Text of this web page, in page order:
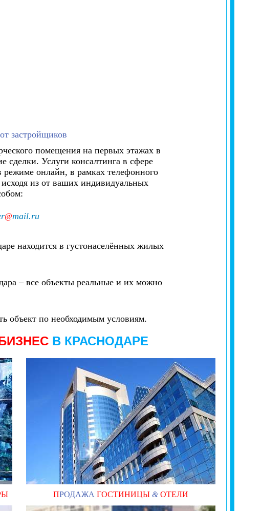
застройщиков
помещения на первых этажах в
сделки. Услуги консалтинга в сфере
режиме онлайн, в рамках телефонного
из от ваших индивидуальных
@mail.ru
находится в густонаселённых жилых
– все объекты реальные и их можно
объект по необходимым условиям.
В КРАСНОДАРЕ
ПРОДАЖА ГОСТИНИЦЫ & ОТЕЛИ